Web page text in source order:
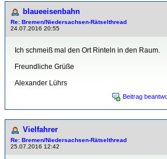
blaueeisenbahn
Re: Bremen/Niedersachsen-Rätselthread
24.07.2016 20:55
Ich schmeiß mal den Ort Rinteln in den Raum.
Freundliche Grüße
Alexander Lührs
Beitrag
Vielfahrer
Re: Bremen/Niedersachsen-Rätselthread
25.07.2016 12:42